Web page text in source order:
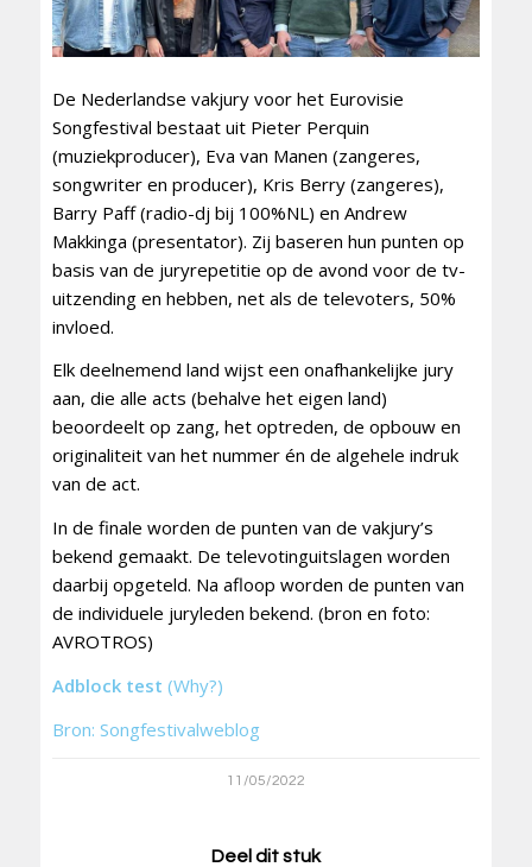
De Nederlandse vakjury voor het Eurovisie
Songfestival bestaat uit Pieter Perquin
(muziekproducer), Eva van Manen (zangeres,
songwriter en producer), Kris Berry (zangeres),
Barry Paff (radio-dj bij 100%NL) en Andrew
Makkinga (presentator). Zij baseren hun punten op
basis van de juryrepetitie op de avond voor de tv-
uitzending en hebben, net als de televoters, 50%
invloed.
Elk deelnemend land wijst een onafhankelijke jury
aan, die alle acts (behalve het eigen land)
beoordeelt op zang, het optreden, de opbouw en
originaliteit van het nummer én de algehele indruk
van de act.
In de finale worden de punten van de vakjury’s
bekend gemaakt. De televotinguitslagen worden
daarbij opgeteld. Na afloop worden de punten van
de individuele juryleden bekend. (bron en foto:
AVROTROS)
Adblock test (Why?)
Bron: Songfestivalweblog
11/05/2022
Deel dit stuk